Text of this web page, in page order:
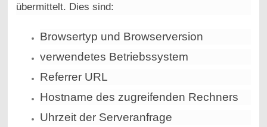
übermittelt. Dies sind:
Browsertyp und Browserversion
verwendetes Betriebssystem
Referrer URL
Hostname des zugreifenden Rechners
Uhrzeit der Serveranfrage